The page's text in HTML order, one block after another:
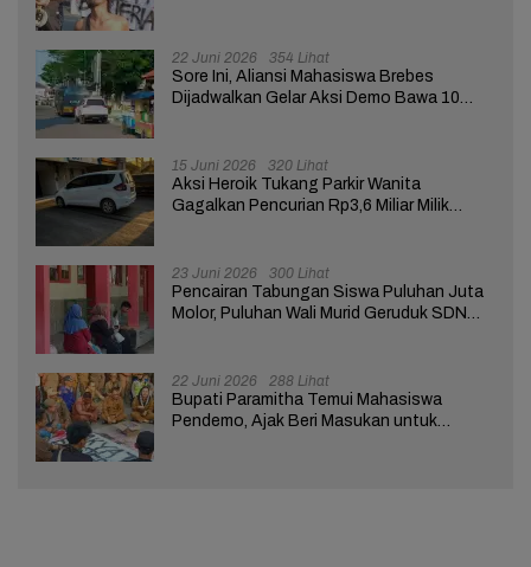
22 Juni 2026 354 Lihat
Sore Ini, Aliansi Mahasiswa Brebes
Dijadwalkan Gelar Aksi Demo Bawa 10
15 Juni 2026 320 Lihat
Aksi Heroik Tukang Parkir Wanita
Gagalkan Pencurian Rp3,6 Miliar Milik
23 Juni 2026 300 Lihat
Pencairan Tabungan Siswa Puluhan Juta
Molor, Puluhan Wali Murid Geruduk SDN
22 Juni 2026 288 Lihat
Bupati Paramitha Temui Mahasiswa
Pendemo, Ajak Beri Masukan untuk